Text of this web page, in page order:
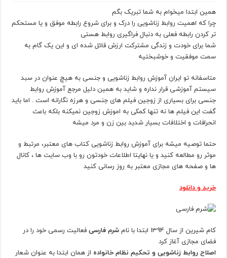
همین ابتدا میخوام به شما تبریک بگم
چرا که اهمیت روابط زناشویی را درک و برای شروع رابطه موفق و یا مستحکم
تر کردن رابطه فعلی به دنبال فراگیری روابط هستی
شما برای خودت و زندگی مشترکت ارزش قائل شده ای و این یک گام به
سمت موفقیت و خوشبختیه
متاسفانه تو ایران آموزش روابط زناشویی و جنسی به هیچ عنوان در سبد
سیستم آموزشی قرار نداره و شاید به همین دلیل مرجع آموزش روابط
جنسی برای بسیاری از زوجین فیلم های جنسی و هرزه نگارانه است . اما باید
گفت این فیلم ها نه تنها کمکی به اموزش زوجین نمیکنه بلکه باعث
انحرافات و اختلافات بسیار شدید بین زن و مرد میشه
حتما توصیه میشه برای آموزش روابط زناشویی کتاب های معتبر، مرتبط و
موثر رو مطالعه کنید و یا نهایتا اطلاعات خودتون رو با وب سایت ها ، کانال
ها و صفحه های مجازی معتبر به روز رسانی کنید
خرید و دانلود
کام شیرین از سال 1394 ابتدا با نام شرم فارسی فعالیت رسمی خود را در
فضای مجازی آغاز کرد
اصلاح روابط زناشویی و تحکیم نظام خانواده از همان ابتدا به عنوان شعار